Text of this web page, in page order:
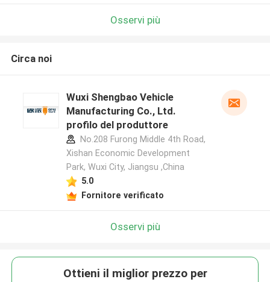
Osservi più
Circa noi
Wuxi Shengbao Vehicle
Manufacturing Co., Ltd.
profilo del produttore
No.208 Furong Middle 4th Road,
Xishan Economic Development
Park, Wuxi City, Jiangsu ,China
5.0
Fornitore verificato
Osservi più
Ottieni il miglior prezzo per